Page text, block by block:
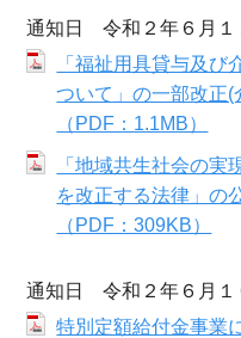
通知日 令和２年６月１
「福祉用具貸与及び
ついて」の一部改正
（PDF：1.1MB）
「地域共生社会の実
を改正する法律」の
（PDF：309KB）
通知日 令和２年６月１
特別定額給付金事業